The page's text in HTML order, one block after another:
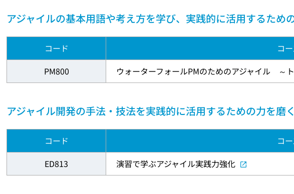
アジャイルの基本用語や考え方を学び、実践的に活用するため
コード
コ
PM800
ウォーターフォールPMのためのアジャイル ～
アジャイル開発の手法・技法を実践的に活用するための力を磨く
コード
コ
ED813
演習で学ぶアジャイル実践力強化